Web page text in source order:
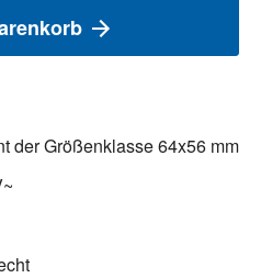
der Größenklasse 64x56 mm